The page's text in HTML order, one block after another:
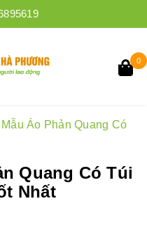
0
Áo Phản Quang Có
Quang Có Túi
Nhất